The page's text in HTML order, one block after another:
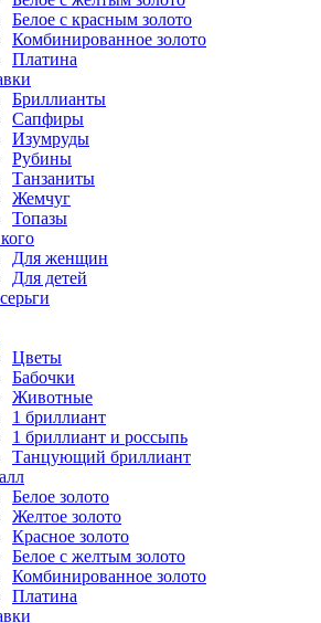
Белое с красным золото
Комбинированное золото
Платина
Бриллианты
Сапфиры
Изумруды
Рубины
Танзаниты
Жемчуг
Топазы
Для женщин
Для детей
Цветы
Бабочки
Животные
1 бриллиант
1 бриллиант и россыпь
Танцующий бриллиант
Белое золото
Желтое золото
Красное золото
Белое с желтым золото
Комбинированное золото
Платина